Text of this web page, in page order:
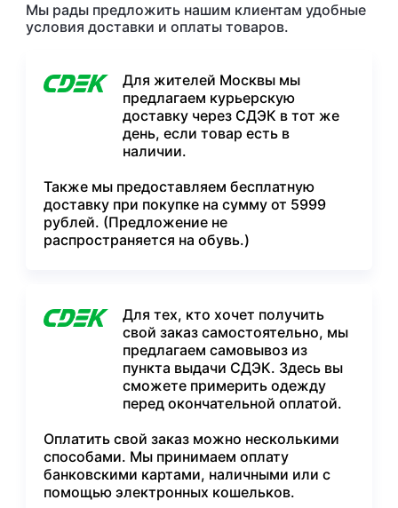
Мы рады предложить нашим клиентам удобные
условия доставки и оплаты товаров.
Для жителей Москвы мы
предлагаем курьерскую
доставку через СДЭК в тот же
день, если товар есть в
наличии.
Также мы предоставляем бесплатную
доставку при покупке на сумму от 5999
рублей. (Предложение не
распространяется на обувь.)
Для тех, кто хочет получить
свой заказ самостоятельно, мы
предлагаем самовывоз из
пункта выдачи СДЭК. Здесь вы
сможете примерить одежду
перед окончательной оплатой.
Оплатить свой заказ можно несколькими
способами. Мы принимаем оплату
банковскими картами, наличными или с
помощью электронных кошельков.